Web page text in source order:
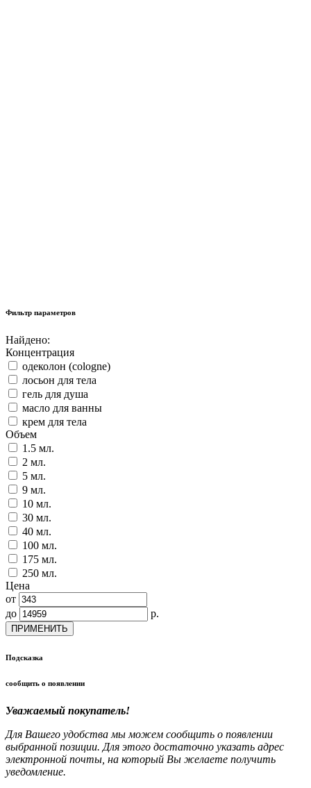
Фильтр параметров
Найдено:
Концентрация
одеколон (cologne)
лосьон для тела
гель для душа
масло для ванны
крем для тела
Объем
1.5 мл.
2 мл.
5 мл.
9 мл.
10 мл.
30 мл.
40 мл.
100 мл.
175 мл.
250 мл.
Цена
от
до
р.
ПРИМЕНИТЬ
Подсказка
сообщить о появлении
Уважаемый покупатель!
Для Вашего удобства мы можем сообщить о появлении
выбранной позиции. Для этого достаточно указать адрес
электронной почты, на который Вы желаете получить
уведомление.